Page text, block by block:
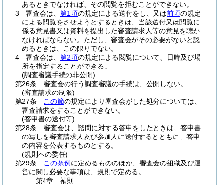
あるときでなければ、その閲覧を拒むことができない。
3
審査会は、 第1項の規定による送付をし、又は前項の規定
による閲覧をさせようとするときは、当該送付又は閲覧に
係る意見書又は資料を提出した審査請求人等の意見を聴か
なければならない。 ただし、審査会がその必要がないと認
めるときは、この限りでない。
4
審査会は、 第2項の規定による閲覧について、日時及び場
所を指定することができる。
(調査審議手続の非公開)
第26条
審査会の行う調査審議の手続は、公開しない。
(審査請求の制限)
第27条
この節の規定により審査会がした処分については、
審査請求をすることができない。
(答申書の送付等)
第28条
審査会は、諮問に対する答申をしたときは、答申書
の写しを審査請求人及び参加人に送付するとともに、答申
の内容を公表するものとする。
(規則への委任)
第29条
この条例 に定めるもののほか、審査会の組織及び運
営に関し必要な事項は、規則で定める。
第4章
補則